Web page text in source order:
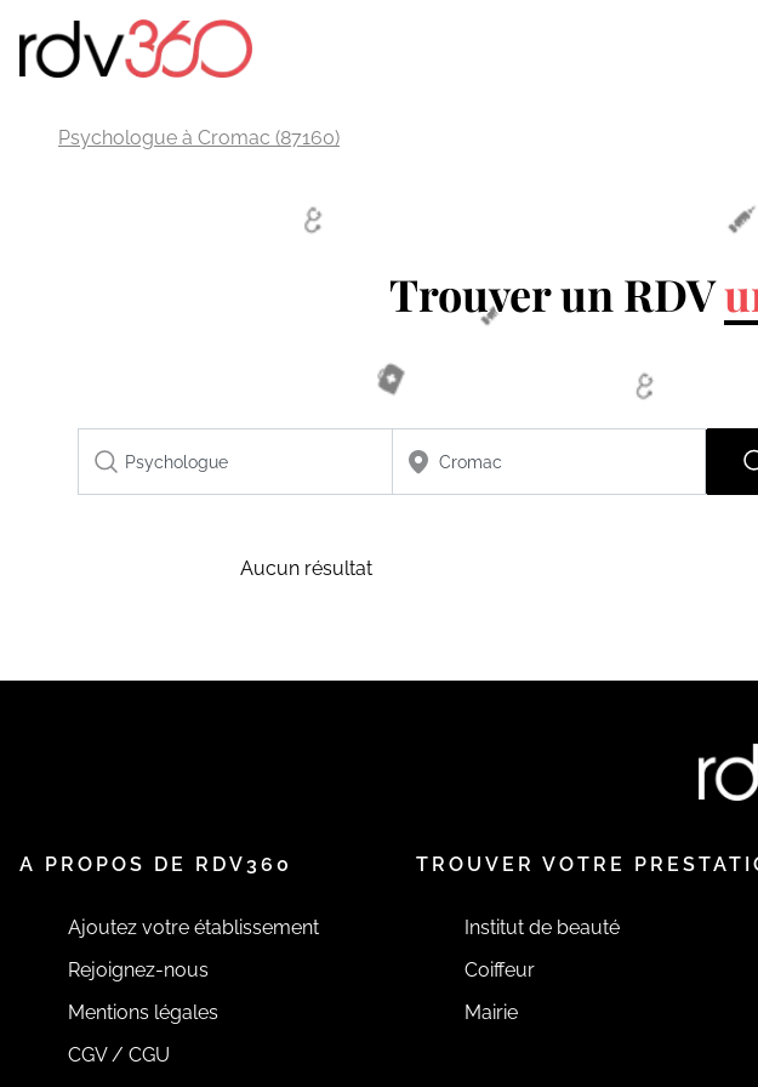
Psychologue à Cromac (87160)
Trouver un RDV
Aucun résultat
A PROPOS DE RDV360
Ajoutez votre établissement
Rejoignez-nous
Mentions légales
CGV / CGU
TROUVER VOTRE
Institut de beauté
Coiffeur
Mairie